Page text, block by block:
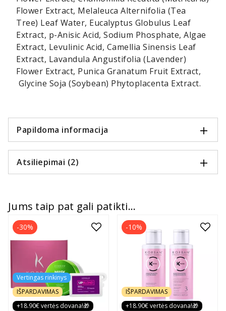
Flower Extract, Melaleuca Alternifolia (Tea
Tree) Leaf Water, Eucalyptus Globulus Leaf
Extract, p-Anisic Acid, Sodium Phosphate, Algae
Extract, Levulinic Acid, Camellia Sinensis Leaf
Extract, Lavandula Angustifolia (Lavender)
Flower Extract, Punica Granatum Fruit Extract,
Glycine Soja (Soybean) Phytoplacenta Extract.
Papildoma informacija
Atsiliepimai (2)
Jums taip pat gali patikti...
Vertingas rinkinys
IŠPARDAVIMAS
+18.90€ vertės dovana!🎁
-30%
IŠPARDAVIMAS
+18.90€ vertės dovana!🎁
-10%